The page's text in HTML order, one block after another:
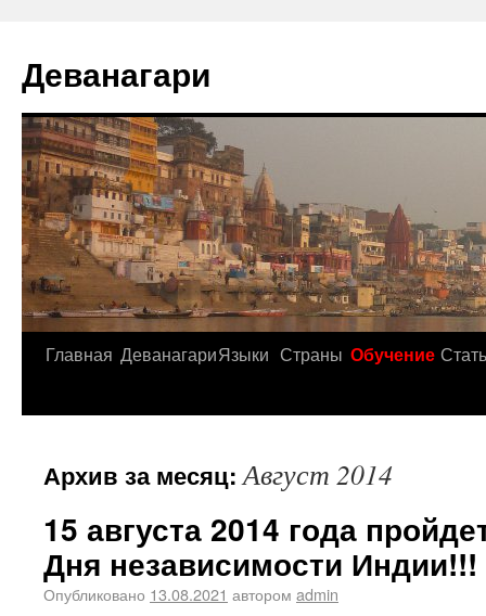
Деванагари
Главная ДеванагариЯзыки Страны Обучение
Архив за месяц:Август 2014
15 августа 2014 года
Дня независимости Индии!!!
Опубликовано 13.08.2021 автором admin